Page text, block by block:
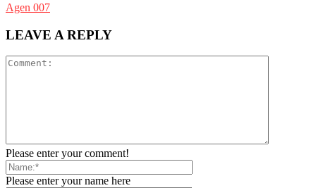
Agen 007
LEAVE A REPLY
Please enter your comment!
Please enter your name here